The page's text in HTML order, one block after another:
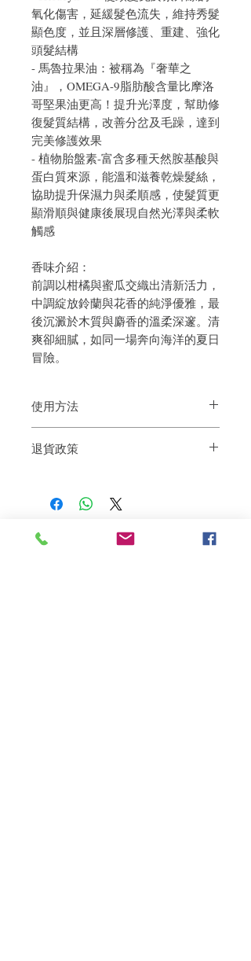
氧化傷害，延緩髮色流失，維持秀髮
顯色度，並且深層修護、重建、強化
頭髮結構
- 馬魯拉果油：被稱為『奢華之
油』，OMEGA-9脂肪酸含量比摩洛
哥堅果油更高！提升光澤度，幫助修
復髮質結構，改善分岔及毛躁，達到
完美修護效果
- 植物胎盤素-富含多種天然胺基酸與
蛋白質來源，能溫和滋養乾燥髮絲，
協助提升保濕力與柔順感，使髮質更
顯滑順與健康後展現自然光澤與柔軟
觸感
香味介紹：
前調以柑橘與蜜瓜交織出清新活力，
中調綻放鈴蘭與花香的純淨優雅，最
後沉澱於木質與麝香的溫柔深邃。清
爽卻細膩，如同一場奔向海洋的夏日
冒險。
使用方法
退貨政策
到我們的產品後的前7天內通過電子郵件
費。謝謝。
相關產品